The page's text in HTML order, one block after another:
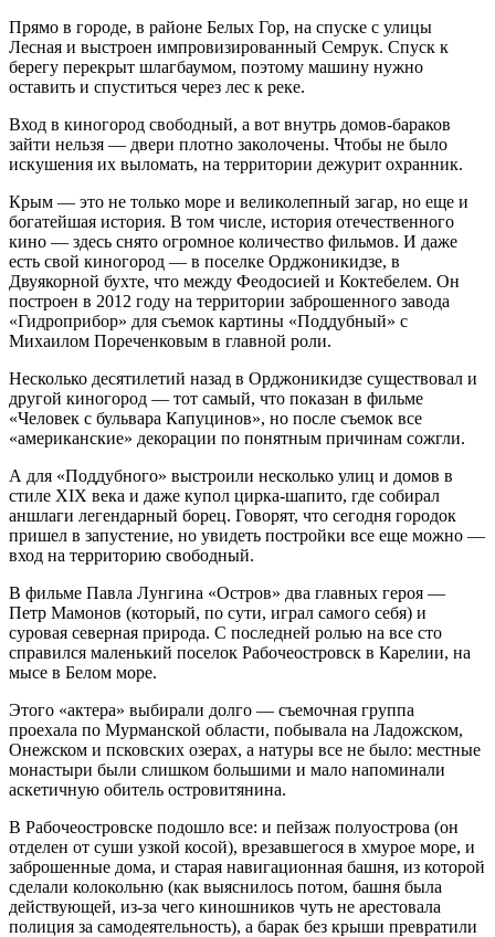
Прямо в городе, в районе Белых Гор, на спуске с улицы
Лесная и выстроен импровизированный Семрук. Спуск к
берегу перекрыт шлагбаумом, поэтому машину нужно
оставить и спуститься через лес к реке.
Вход в киногород свободный, а вот внутрь домов-бараков
зайти нельзя — двери плотно заколочены. Чтобы не было
искушения их выломать, на территории дежурит охранник.
Крым — это не только море и великолепный загар, но еще и
богатейшая история. В том числе, история отечественного
кино — здесь снято огромное количество фильмов. И даже
есть свой киногород — в поселке Орджоникидзе, в
Двуякорной бухте, что между Феодосией и Коктебелем. Он
построен в 2012 году на территории заброшенного завода
«Гидроприбор» для съемок картины «Поддубный» с
Михаилом Пореченковым в главной роли.
Несколько десятилетий назад в Орджоникидзе существовал и
другой киногород — тот самый, что показан в фильме
«Человек с бульвара Капуцинов», но после съемок все
«американские» декорации по понятным причинам сожгли.
А для «Поддубного» выстроили несколько улиц и домов в
стиле XIX века и даже купол цирка-шапито, где собирал
аншлаги легендарный борец. Говорят, что сегодня городок
пришел в запустение, но увидеть постройки все еще можно —
вход на территорию свободный.
В фильме Павла Лунгина «Остров» два главных героя —
Петр Мамонов (который, по сути, играл самого себя) и
суровая северная природа. С последней ролью на все сто
справился маленький поселок Рабочеостровск в Карелии, на
мысе в Белом море.
Этого «актера» выбирали долго — съемочная группа
проехала по Мурманской области, побывала на Ладожском,
Онежском и псковских озерах, а натуры все не было: местные
монастыри были слишком большими и мало напоминали
аскетичную обитель островитянина.
В Рабочеостровске подошло все: и пейзаж полуострова (он
отделен от суши узкой косой), врезавшегося в хмурое море, и
заброшенные дома, и старая навигационная башня, из которой
сделали колокольню (как выяснилось потом, башня была
действующей, из-за чего киношников чуть не арестовала
полиция за самодеятельность), а барак без крыши превратили